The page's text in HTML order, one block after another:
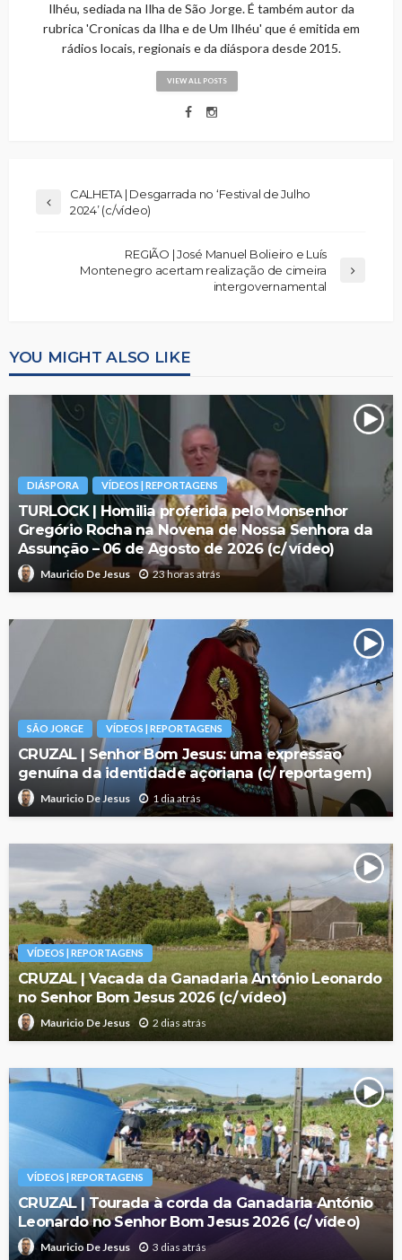
Ilhéu, sediada na Ilha de São Jorge. É também autor da
rubrica 'Cronicas da Ilha e de Um Ilhéu' que é emitida em
rádios locais, regionais e da diáspora desde 2015.
VIEW ALL POSTS
CALHETA | Desgarrada no ‘Festival de Julho
2024’ (c/vídeo)
REGIÃO | José Manuel Bolieiro e Luís
Montenegro acertam realização de cimeira
intergovernamental
YOU MIGHT ALSO LIKE
DIÁSPORA VÍDEOS | REPORTAGENS
TURLOCK | Homilia proferida pelo Monsenhor
Gregório Rocha na Novena de Nossa Senhora da
Assunção – 06 de Agosto de 2026 (c/ vídeo)
Mauricio De Jesus 23 horas atrás
SÃO JORGE VÍDEOS | REPORTAGENS
CRUZAL | Senhor Bom Jesus: uma expressão
genuína da identidade açoriana (c/ reportagem)
Mauricio De Jesus 1 dia atrás
VÍDEOS | REPORTAGENS
CRUZAL | Vacada da Ganadaria António Leonardo
no Senhor Bom Jesus 2026 (c/ vídeo)
Mauricio De Jesus 2 dias atrás
VÍDEOS | REPORTAGENS
CRUZAL | Tourada à corda da Ganadaria António
Leonardo no Senhor Bom Jesus 2026 (c/ vídeo)
Mauricio De Jesus 3 dias atrás